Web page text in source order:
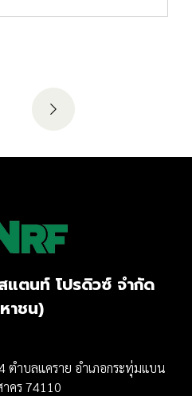
แตนท์ โปรดิวซ์ จำกัด
าชน)
ำบลแคราย อำเภอกระทุ่มแบน
คร 74110